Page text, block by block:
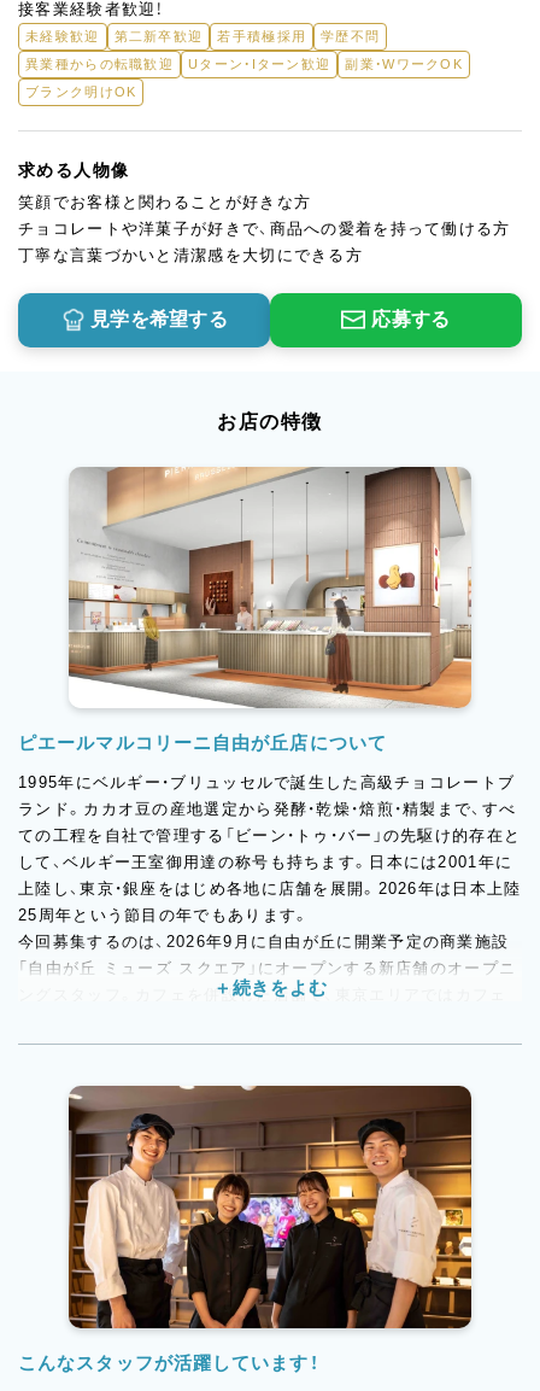
接客業経験者歓迎！
未経験歓迎 第二新卒歓迎 若手積極採用
学歴不問
異業種からの転職歓迎
Uターン・Iターン歓迎
副業・WワークOK
ブランク明けOK
求める人物像
笑顔でお客様と関わることが好きな方
チョコレートや洋菓子が好きで、商品への愛着を持って働ける方
丁寧な言葉づかいと清潔感を大切にできる方
見学を希望する 応募する
お店の特徴
ピエールマルコリーニ自由が丘店について
1995年にベルギー・ブリュッセルで誕生した高級チョコレートブ
ランド。カカオ豆の産地選定から発酵・乾燥・焙煎・精製まで、すべ
ての工程を自社で管理する「ビーン・トゥ・バー」の先駆け的存在と
して、ベルギー王室御用達の称号も持ちます。日本には2001年に
上陸し、東京・銀座をはじめ各地に店舗を展開。2026年は日本上陸
25周年という節目の年でもあります。
今回募集するのは、2026年9月に自由が丘に開業予定の商業施設
「自由が丘 ミューズ スクエア」にオープンする新店舗のオープニ
ングスタッフ。カフェを併設した店舗で、東京エリアではカフェ
という抜群のアクセスも魅力のひとつ。施設内にはプレミアムス
いが生まれる新ランドマークとしての注目度も高い立地です。
当店が展開するのは、パフェ・エクレア・ワッフルとアイスクリー
ムを中心としたメニュー。カフェに訪れたお客様にゆったりとし
た時間を提供する店舗として、自由が丘エリアでは独自のポジシ
ョンを確立していきます。
こんなスタッフが活躍しています！